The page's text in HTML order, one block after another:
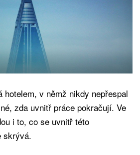
hotelem, v němž nikdy nepřespal
zda uvnitř práce pokračují. Ve
i to, co se uvnitř této
skrývá.